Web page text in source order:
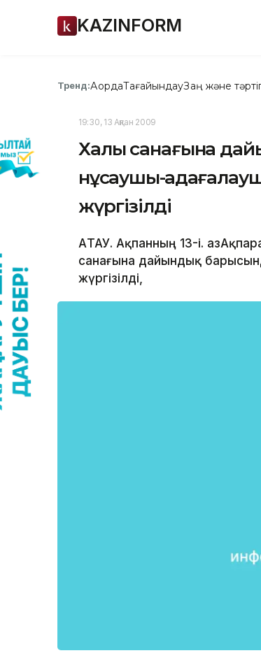
KAZINFORM
Тренд:АқордаТағайындауЗаң және
19:30, 13 Ақпан 2009
Халық санағына
нұсқаушы-
жүргізілді
АҚТАУ. Ақпанның 13-і.
санағына дайындық
жүргізілді,